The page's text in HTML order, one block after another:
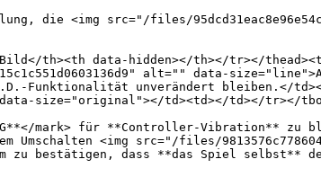
die <img src="/files/
th><th data-hidden></th></tr></
alt="" data-
Funktionalität unverändert bleiben.</
data-size="original"></td><td></td></tr></
mark> für **Controller-Vibration**
Umschalten <img src="/files/
zu bestätigen, dass **das Spiel selbst**